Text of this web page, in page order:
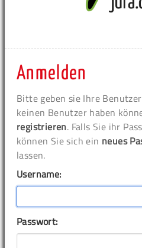
Anmelden
Bitte geben sie Ihre
keinen Benutzer haben
registrieren. Falls Sie ihr
können Sie sich ein neues
lassen.
Username:
Passwort: